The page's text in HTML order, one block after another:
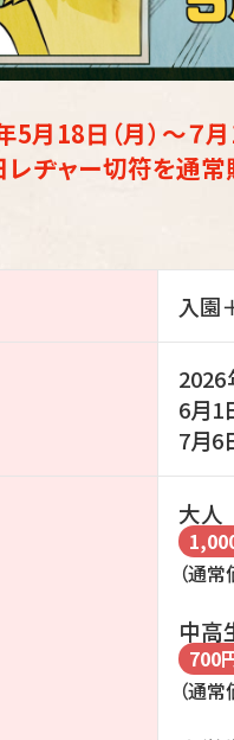
月18日（月）～７
レヂャー切符を通
入園
2026
6月1
7月6
大人
（通
中高
700
（通